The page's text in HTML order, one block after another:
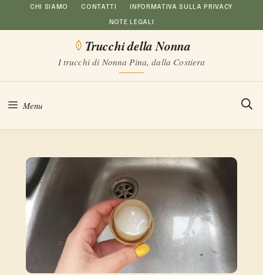
al
CHI SIAMO CONTATTI INFORMATIVA SULLA PRIVACY
NOTE LEGALI
Trucchi della Nonna
I trucchi di Nonna Pina, dalla Costiera
Menu